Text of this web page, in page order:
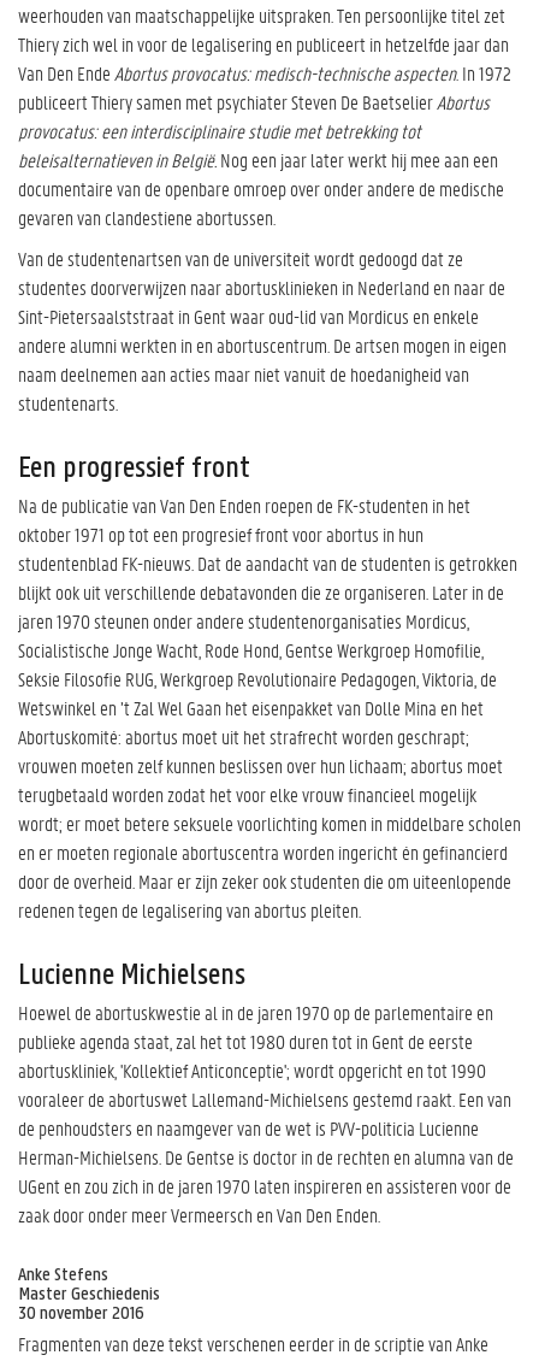
weerhouden van maatschappelijke uitspraken. Ten persoonlijke titel zet
Thiery zich wel in voor de legalisering en publiceert in hetzelfde jaar dan
Van Den EndeAbortus provocatus: medisch-technische aspecten. In 1972
publiceert Thiery samen met psychiater Steven De BaetselierAbortus
provocatus: een interdisciplinaire studie met betrekking tot
beleisalternatieven in België. Nog een jaar later werkt hij mee aan een
documentaire van de openbare omroep over onder andere de medische
gevaren van clandestiene abortussen.
Van de studentenartsen van de universiteit wordt gedoogd dat ze
studentes doorverwijzen naar abortusklinieken in Nederland en naar de
Sint-Pietersaalststraat in Gent waar oud-lid van Mordicus en enkele
andere alumni werkten in en abortuscentrum. De artsen mogen in eigen
naam deelnemen aan acties maar niet vanuit de hoedanigheid van
studentenarts.
Een progressief front
Na de publicatie van Van Den Enden roepen de FK-studenten in het
oktober 1971 op tot een progresief front voor abortus in hun
studentenblad FK-nieuws. Dat de aandacht van de studenten is getrokken
blijkt ook uit verschillende debatavonden die ze organiseren. Later in de
jaren 1970 steunen onder andere studentenorganisaties Mordicus,
Socialistische Jonge Wacht, Rode Hond, Gentse Werkgroep Homofilie,
Seksie Filosofie RUG, Werkgroep Revolutionaire Pedagogen, Viktoria, de
Wetswinkel en ’t Zal Wel Gaan het eisenpakket van Dolle Mina en het
Abortuskomité: abortus moet uit het strafrecht worden geschrapt;
vrouwen moeten zelf kunnen beslissen over hun lichaam; abortus moet
terugbetaald worden zodat het voor elke vrouw financieel mogelijk
wordt; er moet betere seksuele voorlichting komen in middelbare scholen
en er moeten regionale abortuscentra worden ingericht én gefinancierd
door de overheid. Maar er zijn zeker ook studenten die om uiteenlopende
redenen tegen de legalisering van abortus pleiten.
Lucienne Michielsens
Hoewel de abortuskwestie al in de jaren 1970 op de parlementaire en
publieke agenda staat, zal het tot 1980 duren tot in Gent de eerste
abortuskliniek, 'Kollektief Anticonceptie'; wordt opgericht en tot 1990
vooraleer de abortuswet Lallemand-Michielsens gestemd raakt. Een van
de penhoudsters en naamgever van de wet is PVV-politicia Lucienne
Herman-Michielsens. De Gentse is doctor in de rechten en alumna van de
UGent en zou zich in de jaren 1970 laten inspireren en assisteren voor de
zaak door onder meer Vermeersch en Van Den Enden.
Anke Stefens
Master Geschiedenis
30 november 2016
Fragmenten van deze tekst verschenen eerder in de scriptie van Anke